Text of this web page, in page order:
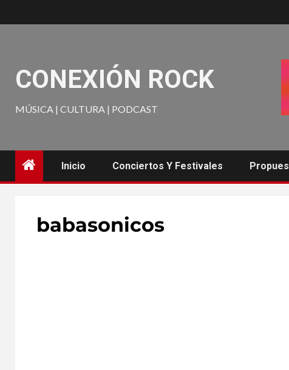
CONEXIÓN ROCK
MÚSICA | CULTURA | PODCAST
Inicio Conciertos Y Festivales
babasonicos